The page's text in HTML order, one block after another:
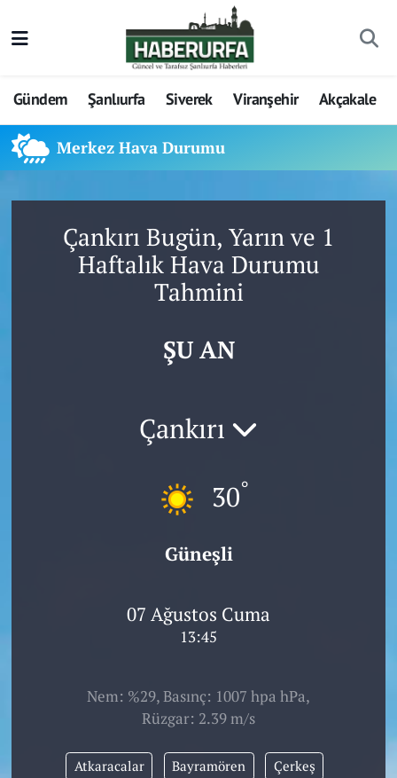
Gündem Şanlıurfa Siverek Viranşehir Akçakale
Merkez Hava Durumu
Çankırı Bugün, Yarın ve 1
Haftalık Hava Durumu
Tahmini
ŞU AN
Çankırı
30°
Güneşli
07 Ağustos Cuma
13:45
Nem: %29, Basınç: 1007 hpa hPa,
Rüzgar: 2.39 m/s
Atkaracalar Bayramören Çerkeş